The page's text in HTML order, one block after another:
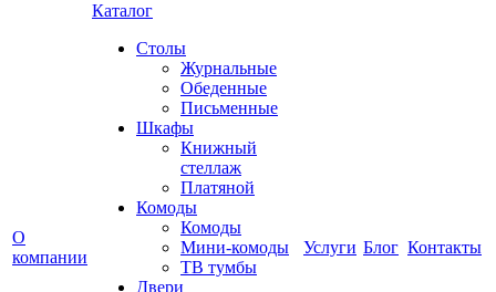
О
компании
Каталог
Столы
Журнальные
Обеденные
Письменные
Шкафы
Книжный
стеллаж
Платяной
Комоды
Комоды
Мини-комоды
ТВ тумбы
Двери
Услуги Блог Контакты